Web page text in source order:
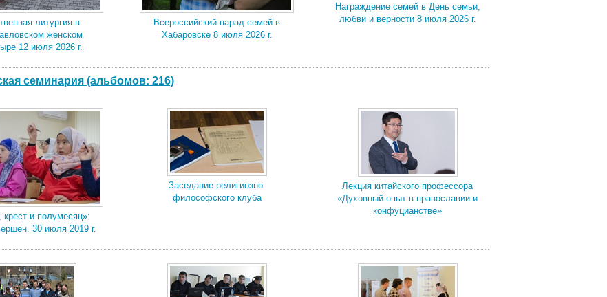
литургия в
женском
12 июля 2026 г.
Всероссийский парад семей в
Хабаровске 8 июля 2026 г.
Награждение семей в День семьи,
любви и верности 8 июля 2026 г.
семинария (альбомов: 216)
и полумесяц»:
30 июля 2019 г.
Заседание религиозно-
философского клуба
Лекция китайского профессора
«Духовный опыт в православии и
конфуцианстве»